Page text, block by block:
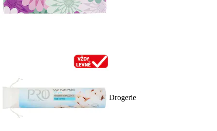
Drogerie